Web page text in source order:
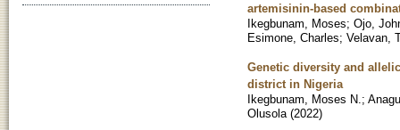
artemisinin-based
Ikegbunam, Moses; Ojo,
Esimone, Charles; Velavan,
Genetic diversity and
district in Nigeria
Ikegbunam, Moses N. ;
Olusola (2022)